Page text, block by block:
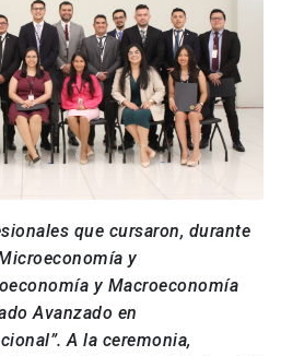
que cursaron, durante
y
y Macroeconomía
Avanzado en
A la ceremonia,